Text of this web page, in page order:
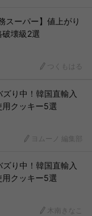
スーパー】値上がり
壊級2選
つくもはる
ズり中！韓国直輸入
クッキー5選
ヨムーノ 編集部
ズり中！韓国直輸入
クッキー5選
木南きなこ